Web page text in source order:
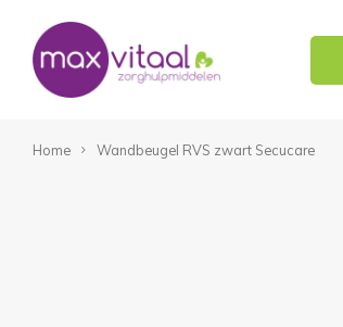
Home Wandbeugel RVS zwart Secucare